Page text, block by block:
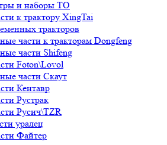
и наборы ТО
к трактору XingTai
тракторов
части к тракторам Dongfeng
части Shifeng
Foton\Lovol
части Скаут
Кентавр
Рустрак
Русич\TZR
уралец
Файтер